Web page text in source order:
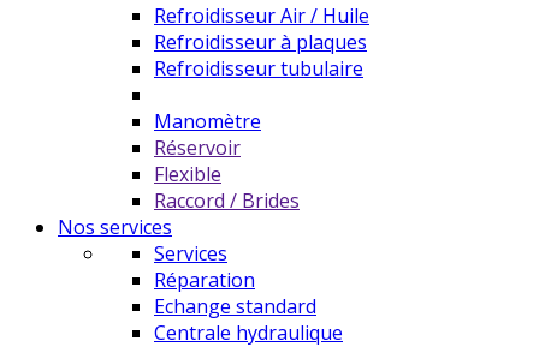
Refroidisseur Air / Huile
Refroidisseur à plaques
Refroidisseur tubulaire
Manomètre
Réservoir
Flexible
Raccord / Brides
Nos services
Services
Réparation
Echange standard
Centrale hydraulique